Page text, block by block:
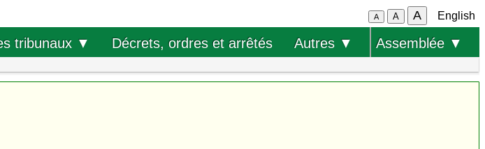
A A A English
tribunaux ▼ Décrets, ordres et arrêtés Autres ▼ Assemblée ▼